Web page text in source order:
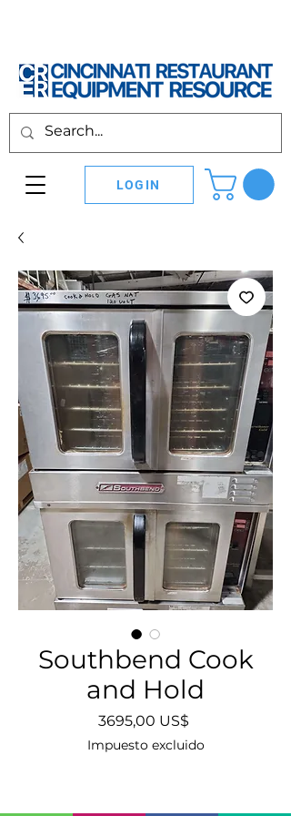
LOGIN
Southbend Cook
and Hold
3695,00 US$Precio
Impuesto excluido